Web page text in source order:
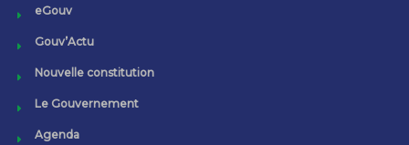
eGouv
Gouv’Actu
Nouvelle constitution
Le Gouvernement
Agenda